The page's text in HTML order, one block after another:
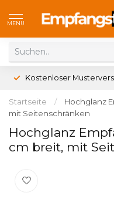
MENU
Kostenloser
Startseite /
Hochglanz
mit Seitenschränken
Hochglanz
cm breit, mit